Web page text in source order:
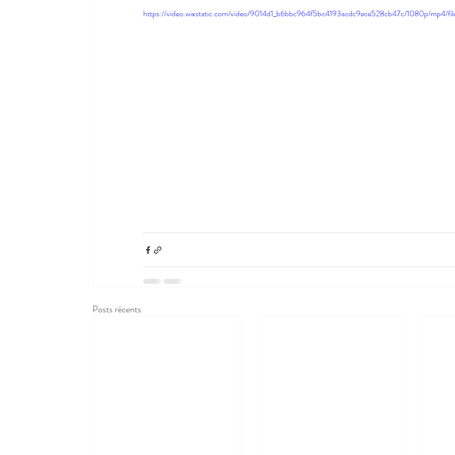
https://video.wixstatic.com/video/9014d1_b6bbc964f5bc4193acdc9ece528cb47c/1080p/mp4/
Posts récents